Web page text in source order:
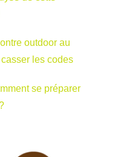
outdoor au
les codes
se préparer